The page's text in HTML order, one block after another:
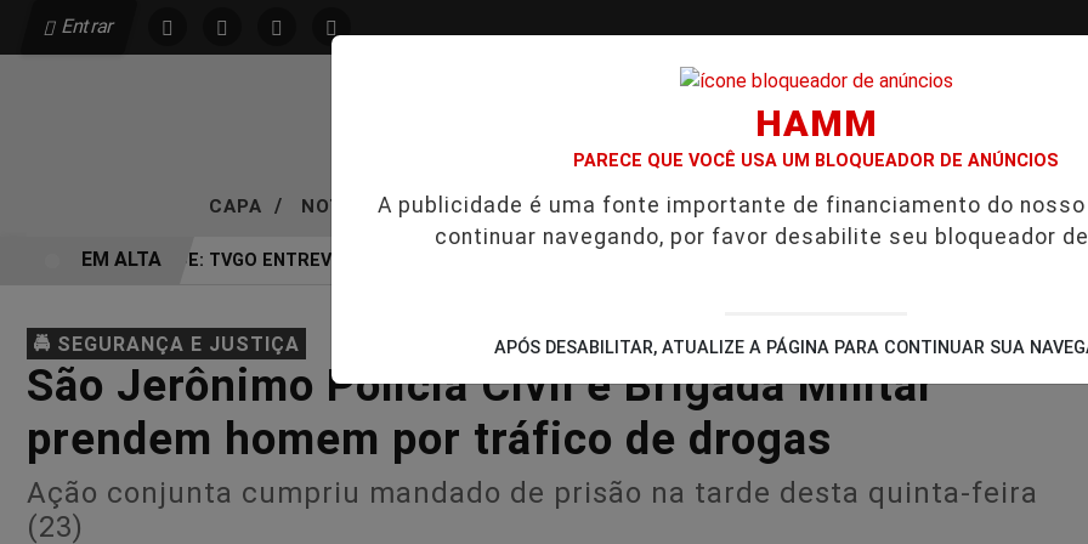
Entrar
CAPA / NOTÍCIAS / VÍDEOS TVGO / PODCAST / CONTATO / CUPONS DE
EXCLUSIVIDADE: TVGO ENTREVISTA DEFESA DA FARMÁCIA INVESTIGADA EM CASO DE IDOSA QUE MORREU APÓS USO
EM ALTA
🚔 SEGURANÇA E JUSTIÇA
São Jerônimo Polícia Civil e Brigada Militar
prendem homem por tráfico de drogas
Ação conjunta cumpriu mandado de prisão na tarde desta quinta-feira
(23)
HAMM
PARECE QUE VOCÊ USA UM BLOQUEADOR DE ANÚNCIOS
A publicidade é uma fonte importante de financiamento do
continuar navegando, por favor desabilite seu bloqueador
APÓS DESABILITAR, ATUALIZE A PÁGINA PARA CONTINUAR SUA